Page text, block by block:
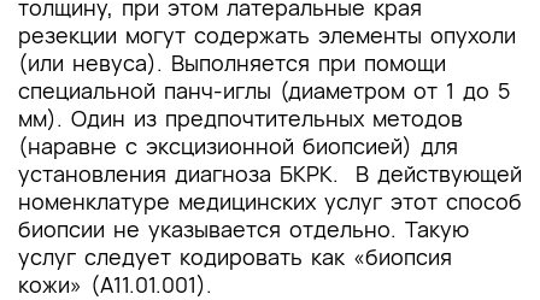
толщину, при этом латеральные края
резекции могут содержать элементы опухоли
(или невуса). Выполняется при помощи
специальной панч-иглы (диаметром от 1 до 5
мм). Один из предпочтительных методов
(наравне с эксцизионной биопсией) для
установления диагноза БКРК. В действующей
номенклатуре медицинских услуг этот способ
биопсии не указывается отдельно. Такую
услуг следует кодировать как «биопсия
кожи» (A11.01.001).